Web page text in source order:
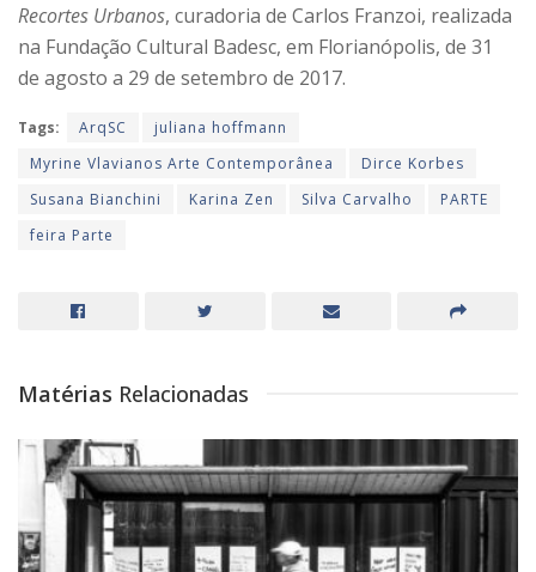
Recortes Urbanos, curadoria de Carlos Franzoi, realizada
na Fundação Cultural Badesc, em Florianópolis, de 31
de agosto a 29 de setembro de 2017.
Tags: ArqSC
juliana hoffmann
Myrine Vlavianos Arte Contemporânea
Dirce Korbes
Susana Bianchini
Karina Zen Silva Carvalho
PARTE
feira Parte
Matérias Relacionadas